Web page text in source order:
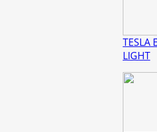
TESLA
LIGHT